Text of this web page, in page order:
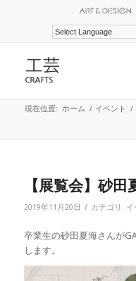
現在位置: ホーム / イベント /
【展覧会】砂
2019年11月20日 / カテゴリ: イ
卒業生の砂田夏海さんが
します。